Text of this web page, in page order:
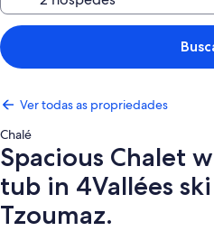
Ver todas as propriedades
Chalé
Spacious Chalet
tub in 4Vallées
Tzoumaz.